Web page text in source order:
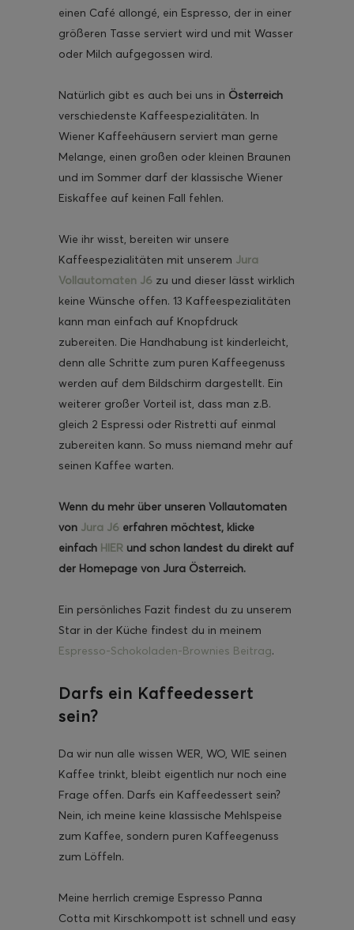
einen Café allongé, ein Espresso, der in einer
größeren Tasse serviert wird und mit Wasser
oder Milch aufgegossen wird.
Natürlich gibt es auch bei uns in Österreich
verschiedenste Kaffeespezialitäten. In
Wiener Kaffeehäusern serviert man gerne
Melange, einen großen oder kleinen Braunen
und im Sommer darf der klassische Wiener
Eiskaffee auf keinen Fall fehlen.
Wie ihr wisst, bereiten wir unsere
Kaffeespezialitäten mit unserem Jura
Vollautomaten J6 zu und dieser lässt wirklich
keine Wünsche offen. 13 Kaffeespezialitäten
kann man einfach auf Knopfdruck
zubereiten. Die Handhabung ist kinderleicht,
denn alle Schritte zum puren Kaffeegenuss
werden auf dem Bildschirm dargestellt. Ein
weiterer großer Vorteil ist, dass man z.B.
gleich 2 Espressi oder Ristretti auf einmal
zubereiten kann. So muss niemand mehr auf
seinen Kaffee warten.
Wenn du mehr über unseren Vollautomaten
von Jura J6 erfahren möchtest, klicke
einfach HIER und schon landest du direkt auf
der Homepage von Jura Österreich.
Ein persönliches Fazit findest du zu unserem
Star in der Küche findest du in meinem
Espresso-Schokoladen-Brownies Beitrag.
Darfs ein Kaffeedessert
sein?
Da wir nun alle wissen WER, WO, WIE seinen
Kaffee trinkt, bleibt eigentlich nur noch eine
Frage offen. Darfs ein Kaffeedessert sein?
Nein, ich meine keine klassische Mehlspeise
zum Kaffee, sondern puren Kaffeegenuss
zum Löffeln.
Meine herrlich cremige Espresso Panna
Cotta mit Kirschkompott ist schnell und easy